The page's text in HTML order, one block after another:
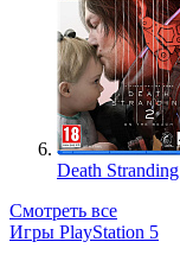
Death
Смотреть все
Игры PlayStation 5